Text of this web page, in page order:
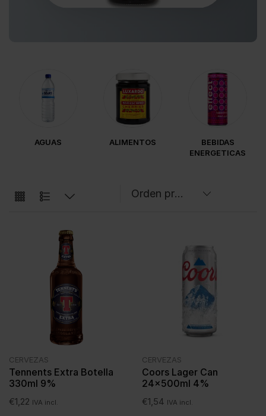
AGUAS ALIMENTOS
BEBIDAS
ENERGETICAS
CERVEZAS
Tennents Extra Botella
330ml 9%
€1,22 IVA incl.
CERVEZAS
Coors Lager Can
24x500ml 4%
€1,54 IVA incl.